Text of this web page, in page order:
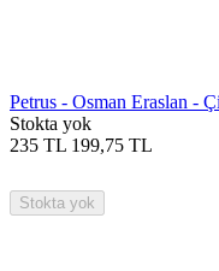
Petrus - Osman Eraslan -
Stokta yok
235 TL 199,75 TL
Stokta yok